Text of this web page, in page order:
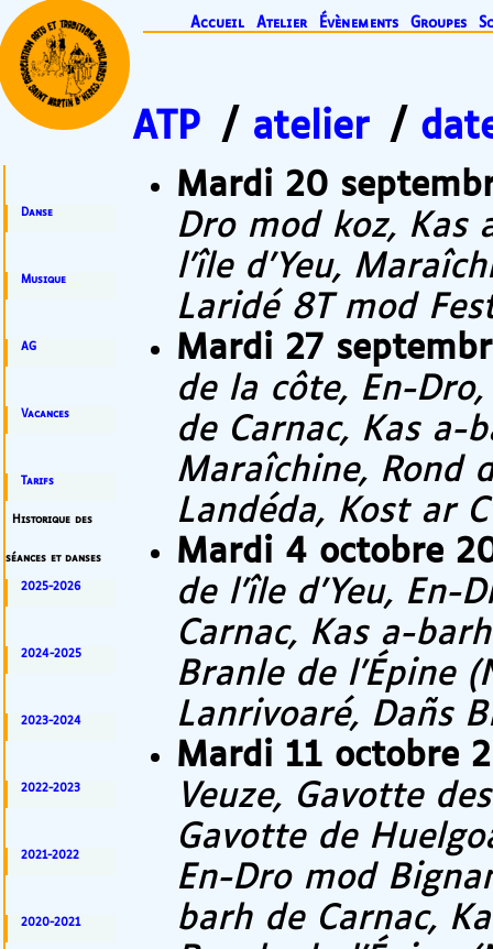
ATP / atelier /
Accueil Atelier
Danse
Musique
AG
Vacances
Tarifs
Historique des
séances et danses
2025-2026
2024-2025
2023-2024
2022-2023
2021-2022
2020-2021
Évènements Groupes
Mardi 20
Dro mod koz, Kas
l’île d’Yeu,
Laridé 8T mod
Mardi 27
de la côte, En-
de Carnac, Kas a-
Maraîchine, Rond
Landéda, Kost ar
Mardi 4 octobre
de l’île d’Yeu,
Carnac, Kas a-
Branle de l’Épine
Lanrivoaré, Dañs
Mardi 11 octobre
Veuze, Gavotte
Gavotte de
En-Dro mod
barh de Carnac,